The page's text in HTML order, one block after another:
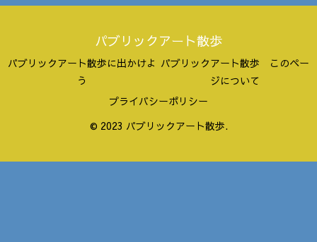
パブリックアート散歩
パブリックアート散歩に出かけよ
う
パブリックアート散歩 このペー
ジについて
プライバシーポリシー
© 2023 パブリックアート散歩.